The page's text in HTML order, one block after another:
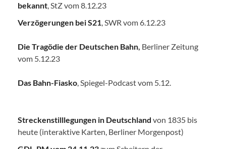
bekannt , StZ vom 8.12.23
Verzögerungen bei S21 , SWR vom 6.12.23
Die Tragödie der Deutschen Bahn Berliner Zeitung
vom 5.12.23
Das Bahn-Fiasko , Spiegel-Podcast vom 5.12.
Streckenstilllegungen in Deutschland von 1835 bis
heute (interaktive Karten, Berliner Morgenpost)